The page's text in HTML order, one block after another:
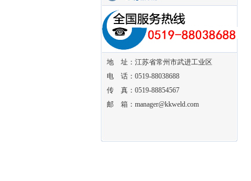
地 址：江苏省常州市武进工业区
电 话：0519-88038688
传 真：0519-88854567
邮 箱：manager@kkweld.com